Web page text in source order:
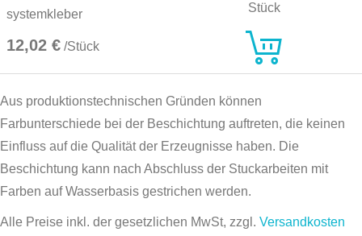
systemkleber
12,02 € /Stück
Stück
Aus produktionstechnischen Gründen können
Farbunterschiede bei der Beschichtung auftreten, die keinen
Einfluss auf die Qualität der Erzeugnisse haben. Die
Beschichtung kann nach Abschluss der Stuckarbeiten mit
Farben auf Wasserbasis gestrichen werden.
Alle Preise inkl. der gesetzlichen MwSt, zzgl. Versandkosten